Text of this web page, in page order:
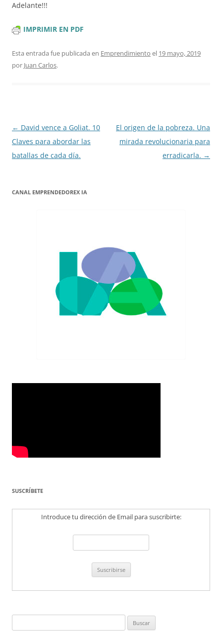
Adelante!!!
IMPRIMIR EN PDF
Esta entrada fue publicada en Emprendimiento el 19 mayo, 2019
por Juan Carlos.
Navegación
de
entradas
← David vence a Goliat. 10
Claves para abordar las
batallas de cada día.
El origen de la pobreza. Una
mirada revolucionaria para
erradicarla. →
CANAL EMPRENDEDOREX IA
SUSCRÍBETE
Introduce tu dirección de Email para suscribirte: